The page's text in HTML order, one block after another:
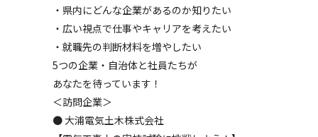
・県内にどんな企業があるのか知りたい
・広い視点で仕事やキャリアを考えたい
・就職先の判断材料を増やしたい
5つの企業・自治体と社員たちが
あなたを待っています！
＜訪問企業＞
● 大浦電気土木株式会社